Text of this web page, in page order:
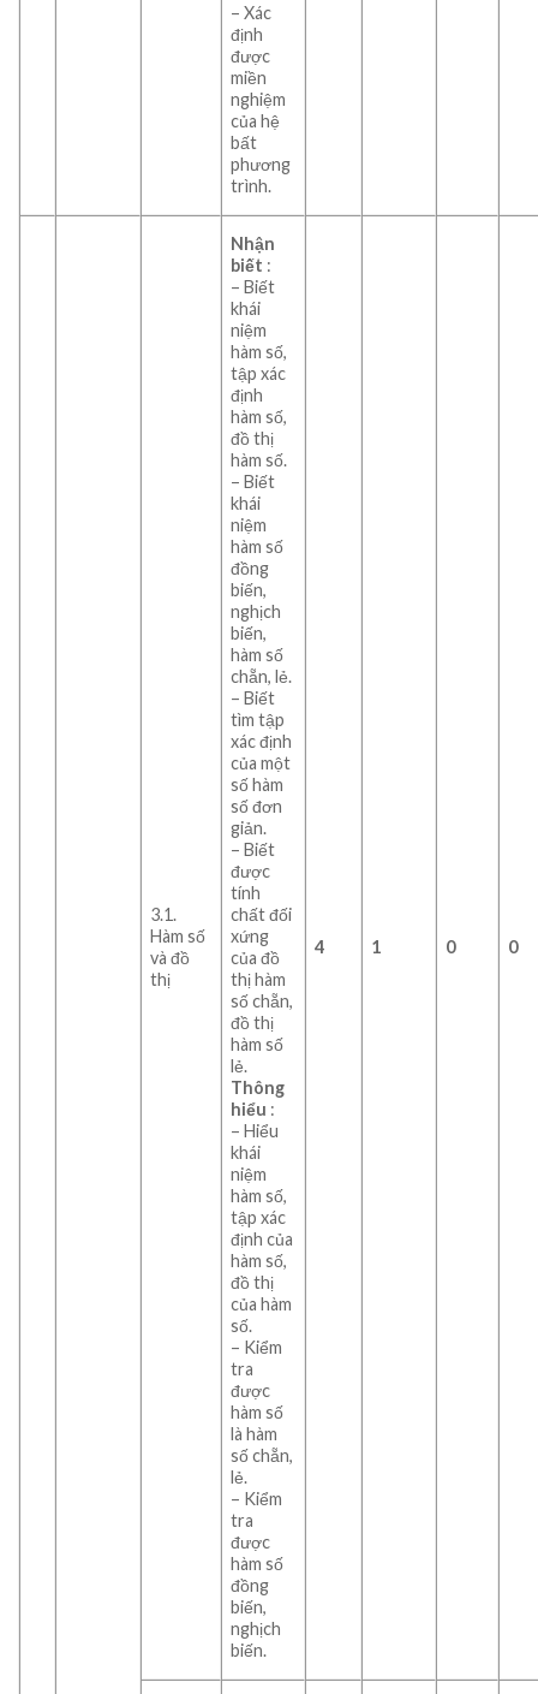
– Xác
định
được
miền
nghiệm
của hệ
bất
phương
trình.
3.1.
Hàm số
và đồ
thị
Nhận
biết :
– Biết
khái
niệm
hàm số,
tập xác
định
hàm số,
đồ thị
hàm số.
– Biết
khái
niệm
hàm số
đồng
biến,
nghịch
biến,
hàm số
chẵn, lẻ.
– Biết
tìm tập
xác định
của một
số hàm
số đơn
giản.
– Biết
được
tính
chất đối
xứng
của đồ
thị hàm
số chẵn,
đồ thị
hàm số
lẻ.
Thông
hiểu :
– Hiểu
khái
niệm
hàm số,
tập xác
định của
hàm số,
đồ thị
của hàm
số.
– Kiểm
tra
được
hàm số
là hàm
số chẵn,
lẻ.
– Kiểm
tra
được
hàm số
đồng
biến,
nghịch
biến.
4 1 0 0